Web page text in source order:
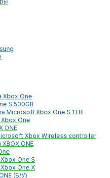
Xbox One
S 500GB
Microsoft Xbox One S 1TB
One
ONE
Xbox Wireless controller
ONE
One S
One X
(Б/У)